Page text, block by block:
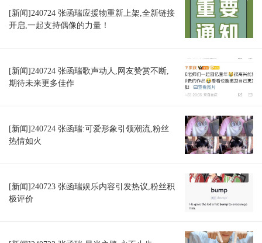
[新闻]240724 张函瑞应援物重新上架,全新链接
开启,一起支持偶像的力量！
[新闻]240724 张函瑞歌声动人,网友赞赏不断,
期待未来更多佳作
[新闻]240724 张函瑞:可爱形象引领潮流,粉丝
热情如火
[新闻]240723 张函瑞娱乐内容引发热议,粉丝积
极评价